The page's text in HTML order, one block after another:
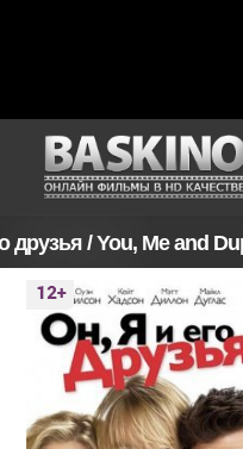
друзья / You, Me and